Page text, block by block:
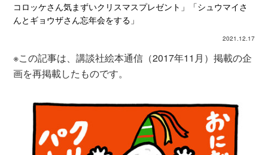
コロッケさん気まずいクリスマスプレゼント」「シュウマイさ
んとギョウザさん忘年会をする」
2021.12.17
※この記事は、講談社絵本通信（2017年11月）掲載の企
画を再掲載したものです。